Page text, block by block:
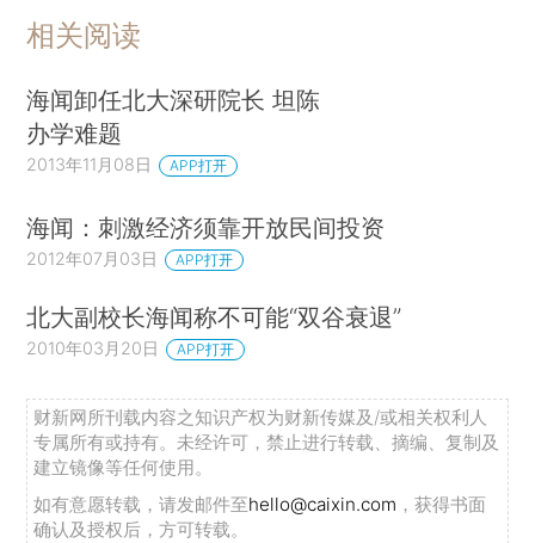
相关阅读
海闻卸任北大深研院长 坦陈
办学难题
2013年11月08日 APP打开
海闻：刺激经济须靠开放民间投资
2012年07月03日 APP打开
北大副校长海闻称不可能“双谷衰退”
2010年03月20日 APP打开
财新网所刊载内容之知识产权为财新传媒及/或相关权利人
专属所有或持有。未经许可，禁止进行转载、摘编、复制及
建立镜像等任何使用。
如有意愿转载，请发邮件至hello@caixin.com ，获得书面
确认及授权后，方可转载。